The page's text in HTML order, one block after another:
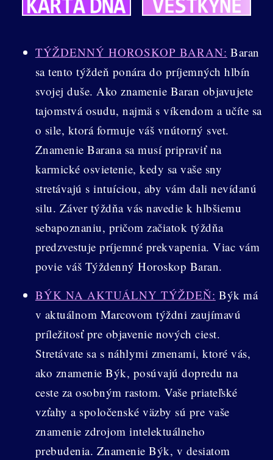
TÝŽDENNÝ HOROSKOP BARAN: Baran
sa tento týždeň ponára do príjemných hlbín
svojej duše. Ako znamenie Baran objavujete
tajomstvá osudu, najmä s víkendom a učíte sa
o sile, ktorá formuje váš vnútorný svet.
Znamenie Barana sa musí pripraviť na
karmické osvietenie, kedy sa vaše sny
stretávajú s intuíciou, aby vám dali nevídanú
silu. Záver týždňa vás navedie k hlbšiemu
sebapoznaniu, pričom začiatok týždňa
predzvestuje príjemné prekvapenia. Viac vám
povie váš Týždenný Horoskop Baran.
BÝK NA AKTUÁLNY TÝŽDEŇ: Býk má
v aktuálnom Marcovom týždni zaujímavú
príležitosť pre objavenie nových ciest.
Stretávate sa s náhlymi zmenami, ktoré vás,
ako znamenie Býk, posúvajú dopredu na
ceste za osobným rastom. Vaše priateľské
vzťahy a spoločenské väzby sú pre vaše
znamenie zdrojom intelektuálneho
prebudenia. Znamenie Býk, v desiatom